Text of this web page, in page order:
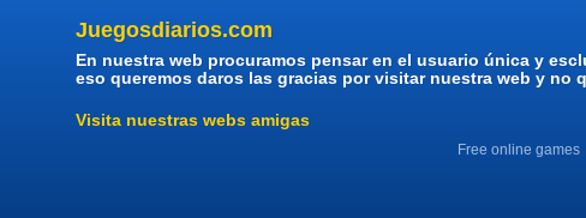
Juegosdiarios.com
En nuestra web procuramos pensar en el usuario única y
eso queremos daros las gracias por visitar nuestra web y
Visita nuestras webs amigas
Free online games